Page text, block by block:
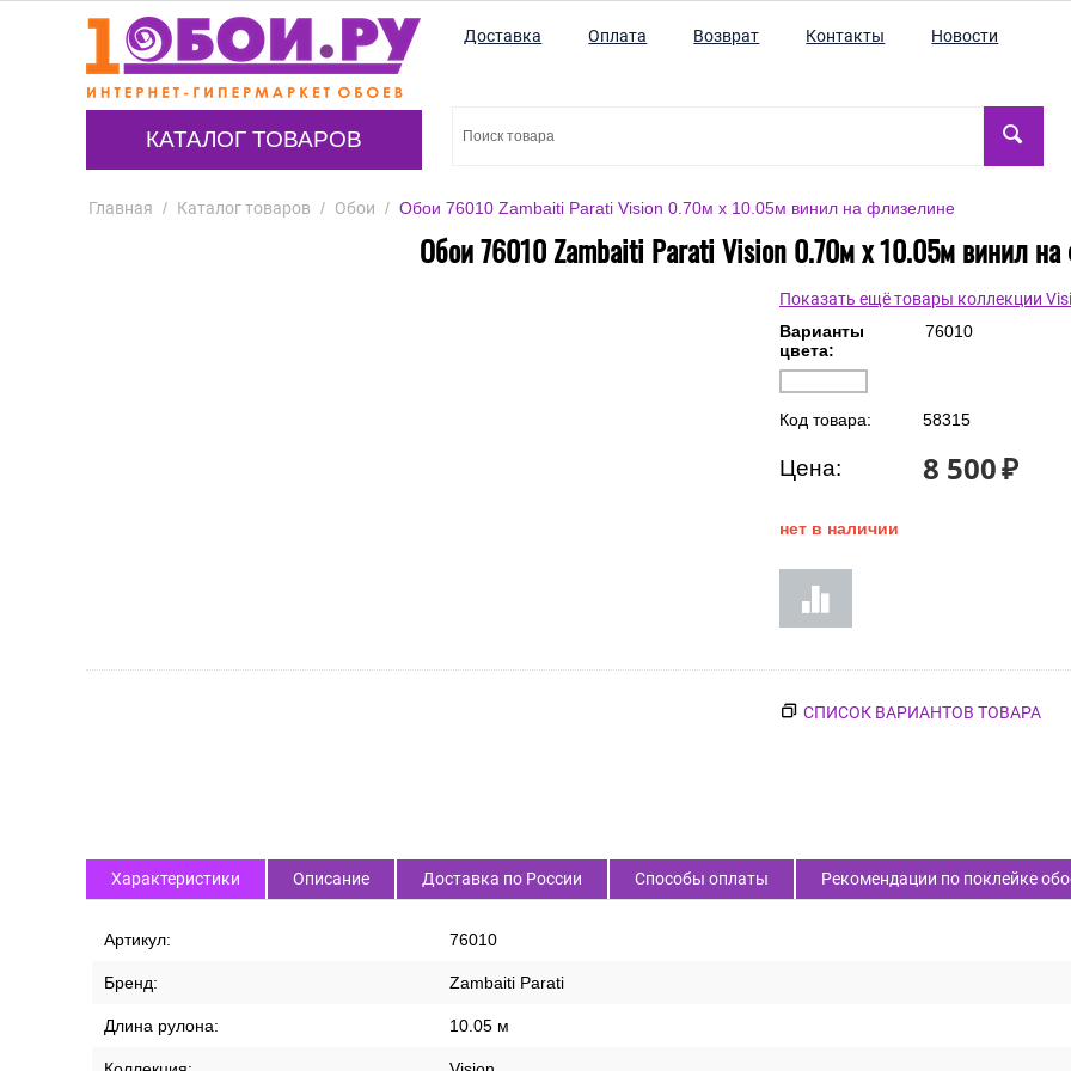
КАТАЛОГ ТОВАРОВ
Доставка Оплата Возврат Контакты Новости
Главная / Каталог товаров / Обои / Обои 76010 Zambaiti Parati Vision 0.70м х 10.05м винил на флизелине
Обои 76010 Zambaiti Parati Vision 0.70м х 10.05м винил
Показать ещё товары коллекции
Варианты
цвета:
76010
Код товара: 58315
Цена:
нет в наличии
Характеристики Описание Доставка по России Способы оплаты Рекомендации по поклейке
Артикул: 76010
Бренд: Zambaiti Parati
Длина рулона: 10.05 м